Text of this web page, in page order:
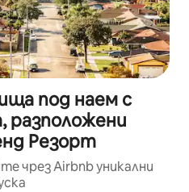
под наем с
разположени
Резорт
чрез Airbnb уникални